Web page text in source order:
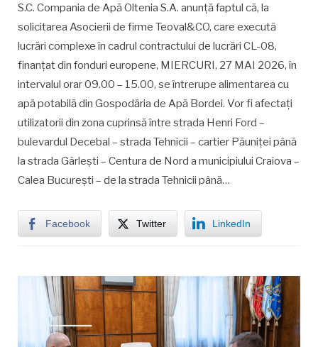
S.C. Compania de Apă Oltenia S.A. anunță faptul că, la
solicitarea Asocierii de firme Teoval&CO, care execută
lucrări complexe în cadrul contractului de lucrări CL-08,
finanțat din fonduri europene, MIERCURI, 27 MAI 2026, în
intervalul orar 09.00 – 15.00, se întrerupe alimentarea cu
apă potabilă din Gospodăria de Apă Bordei. Vor fi afectați
utilizatorii din zona cuprinsă între strada Henri Ford –
bulevardul Decebal – strada Tehnicii – cartier Păuniței până
la strada Gârlești – Centura de Nord a municipiului Craiova –
Calea București – de la strada Tehnicii până…
Facebook Twitter LinkedIn